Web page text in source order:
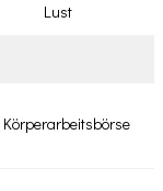
Lust